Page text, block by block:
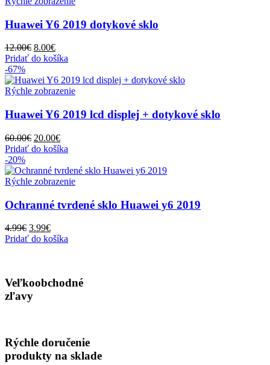
Huawei Y6 2019 dotykové sklo
12.00€ Pôvodná
cena
12.00€.
8.00€Aktuálna
cena
8.00€.
Pridať do košíka
-67%
Rýchle zobrazenie
Huawei Y6 2019 lcd displej + dotykové sklo
60.00€ Pôvodná
cena
60.00€.
20.00€Aktuálna
cena
20.00€.
Pridať do košíka
-20%
Rýchle zobrazenie
Ochranné tvrdené sklo Huawei y6 2019
4.99€ Pôvodná
cena
3.99€Aktuálna
cena
Pridať do košíka
Veľkoobchodné
zľavy
Rýchle doručenie
produkty na sklade